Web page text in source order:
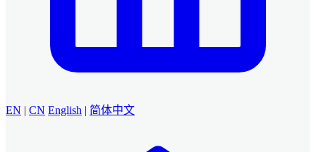
EN | CN English | 简体中文